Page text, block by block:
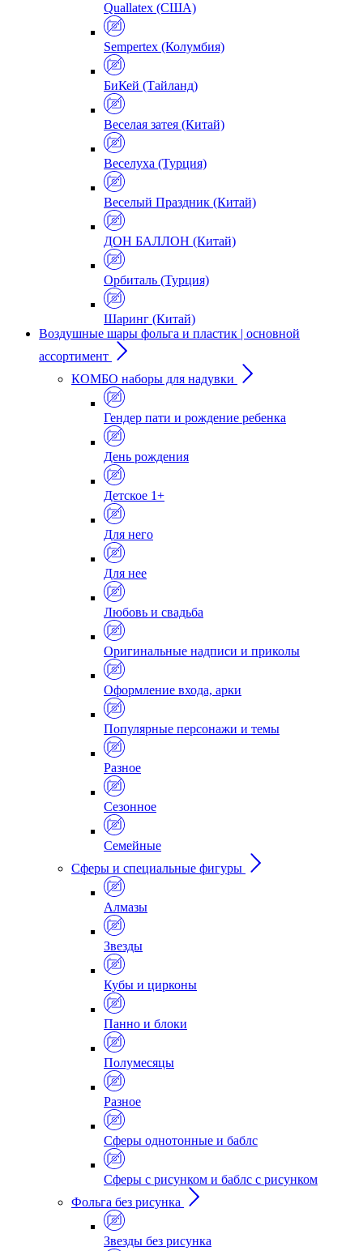
Quallatex (США)
Sempertex (Колумбия)
БиКей (Тайланд)
Веселая затея (Китай)
Веселуха (Турция)
Веселый Праздник (Китай)
ДОН БАЛЛОН (Китай)
Орбиталь (Турция)
Шаринг (Китай)
Воздушные шары фольга и пластик | основной
ассортимент
КОМБО наборы для надувки
Гендер пати и рождение ребенка
День рождения
Детское 1+
Для него
Для нее
Любовь и свадьба
Оригинальные надписи и приколы
Оформление входа, арки
Популярные персонажи и темы
Разное
Сезонное
Семейные
Сферы и специальные фигуры
Алмазы
Звезды
Кубы и цирконы
Панно и блоки
Полумесяцы
Разное
Сферы однотонные и баблс
Сферы с рисунком и баблс с рисунком
Фольга без рисунка
Звезды без рисунка